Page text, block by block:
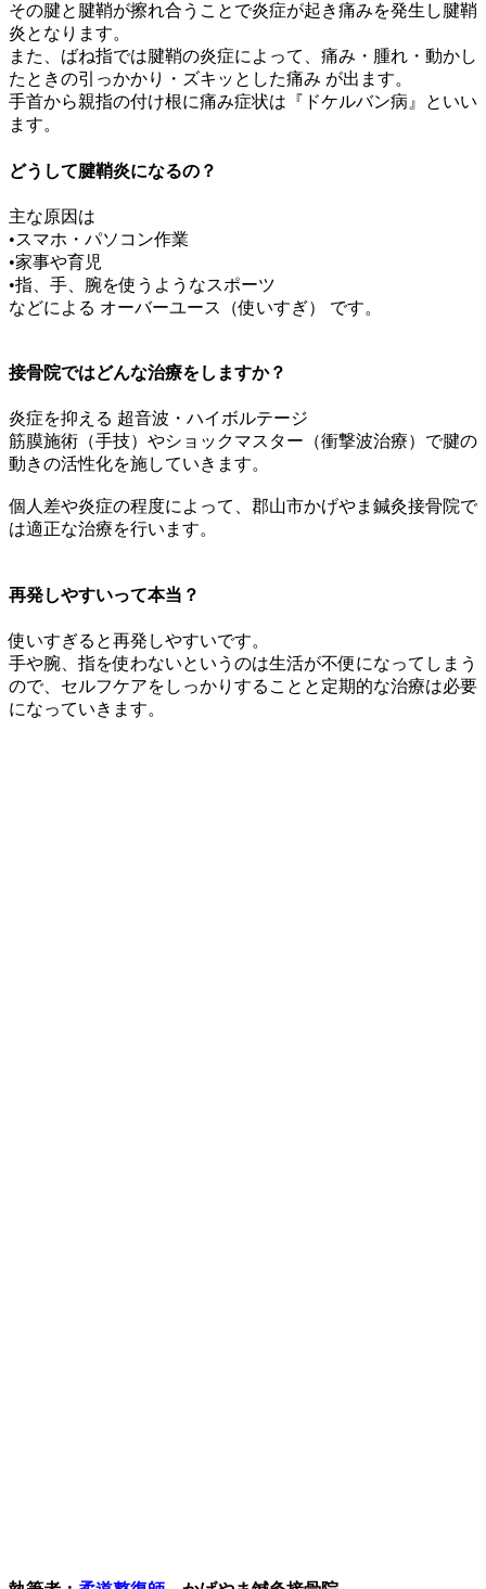
その腱と腱鞘が擦れ合うことで炎症が起き痛みを発生し腱鞘
炎となります。
また、ばね指では腱鞘の炎症によって、痛み・腫れ・動かし
たときの引っかかり・ズキッとした痛み が出ます。
手首から親指の付け根に痛み症状は『ドケルバン病』といい
ます。
どうして腱鞘炎になるの？
主な原因は
•スマホ・パソコン作業
•家事や育児
•指、手、腕を使うようなスポーツ
などによる オーバーユース（使いすぎ） です。
接骨院ではどんな治療をしますか？
炎症を抑える 超音波・ハイボルテージ
筋膜施術（手技）やショックマスター（衝撃波治療）で腱の
動きの活性化を施していきます。
個人差や炎症の程度によって、郡山市かげやま鍼灸接骨院で
は適正な治療を行います。
再発しやすいって本当？
使いすぎると再発しやすいです。
手や腕、指を使わないというのは生活が不便になってしまう
ので、セルフケアをしっかりすることと定期的な治療は必要
になっていきます。